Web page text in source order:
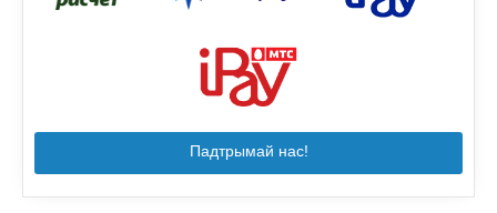
Падтрымай нас!